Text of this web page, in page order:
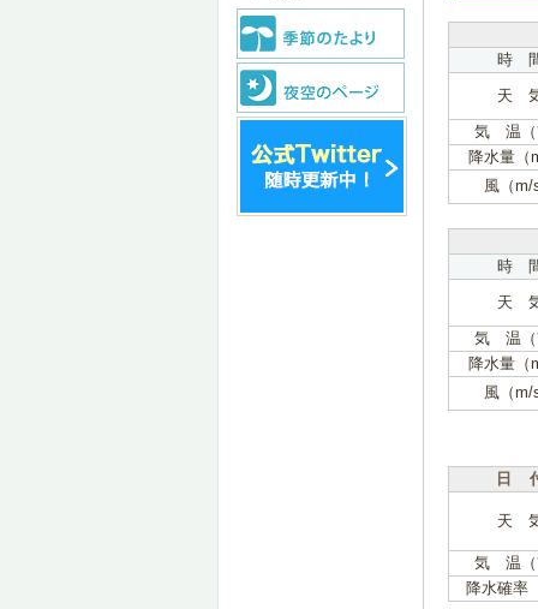
時
天
気 温
降水量（
風（m/
時
天
気 温
降水量（
風（m/
日
天
気 温
降水確率